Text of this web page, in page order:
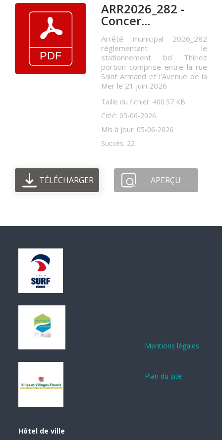
ARR2026_282 -
Concer...
Arrêté municipal 2026_282
réglementant le
stationnement bd Thiriez
portion comprise entre la rue
Saint Armand et l'Avenue de la
Mer le 21 juin 2026
Taille du fichier: 400.57 KB
Créé: 05-06-2026
Mis à jour: 05-06-2026
Succès: 22
TÉLÉCHARGER APERÇU
Hôtel de ville
Mentions légales
Plan du site